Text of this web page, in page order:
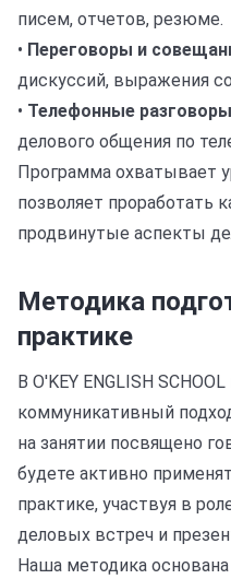
писем, отчетов, резюме.
• Переговоры и
дискуссий, выражения
• Телефонные
делового общения по
Программа охватывает
позволяет проработать
продвинутые аспекты
Методика
практике
В O'KEY ENGLISH
коммуникативный
на занятии посвящено
будете активно
практике, участвуя в
деловых встреч и
Наша методика основана